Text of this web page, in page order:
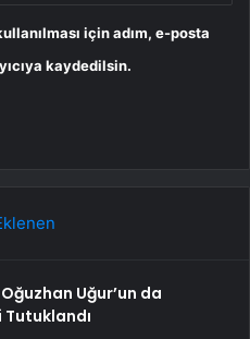
için adım, e-posta
kaydedilsin.
Uğur’un da
Tutuklandı